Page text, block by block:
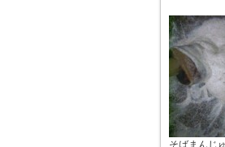
そばまんじ